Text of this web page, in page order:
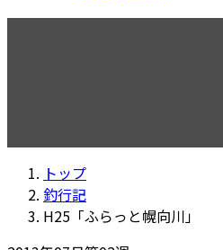
新
:
トップ
釣行記
H25「ふらっと幌向川」